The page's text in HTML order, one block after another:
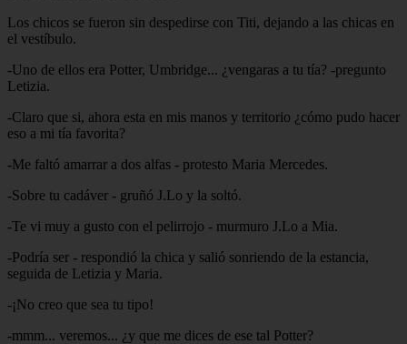
Los chicos se fueron sin despedirse con Titi, dejando a las chicas en
el vestíbulo.
-Uno de ellos era Potter, Umbridge... ¿vengaras a tu tía? -pregunto
Letizia.
-Claro que si, ahora esta en mis manos y territorio ¿cómo pudo hacer
eso a mi tía favorita?
-Me faltó amarrar a dos alfas - protesto Maria Mercedes.
-Sobre tu cadáver - gruñó J.Lo y la soltó.
-Te vi muy a gusto con el pelirrojo - murmuro J.Lo a Mia.
-Podría ser - respondió la chica y salió sonriendo de la estancia,
seguida de Letizia y Maria.
-¡No creo que sea tu tipo!
-mmm... veremos... ¿y que me dices de ese tal Potter?